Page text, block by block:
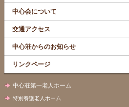
中心会について
交通アクセス
中心荘からのお知らせ
リンクページ
中心荘第一老人ホーム
特別養護老人ホーム